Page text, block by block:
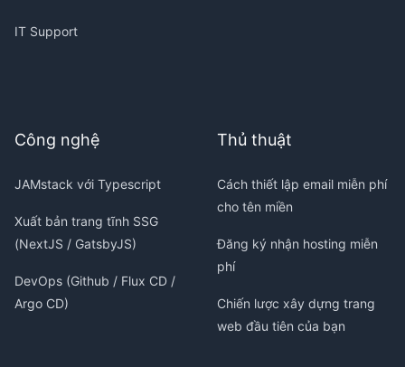
IT Support
Công nghệ
JAMstack với Typescript
Xuất bản trang tĩnh SSG
(NextJS / GatsbyJS)
DevOps (Github / Flux CD /
Argo CD)
Thủ thuật
Cách thiết lập email miễn phí
cho tên miền
Đăng ký nhận hosting miễn
phí
Chiến lược xây dựng trang
web đầu tiên của bạn